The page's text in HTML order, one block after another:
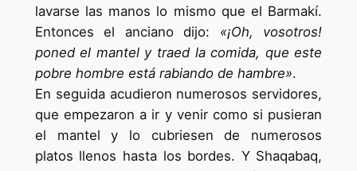
lavarse las manos lo mismo que el Barmakí.
Entonces el anciano dijo: «¡Oh, vosotros!
poned el mantel y traed la comida, que este
pobre hombre está rabiando de hambre».
En seguida acudieron numerosos servidores,
que empezaron a ir y venir como si pusieran
el mantel y lo cubriesen de numerosos
platos llenos hasta los bordes. Y Shaqabaq,